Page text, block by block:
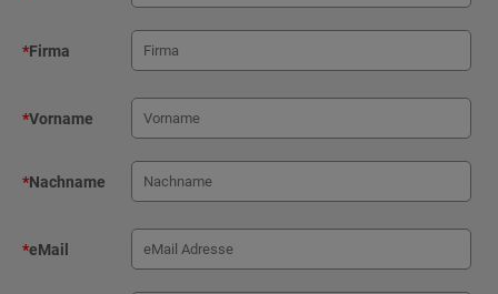
*Firma
*Vorname
*Nachname
*eMail